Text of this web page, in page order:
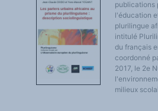
publications
l'éducation
plurilingue
intitulé
du français
coordonné
2017, le 2e
milieux